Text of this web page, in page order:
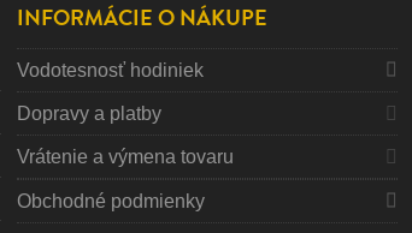
INFORMÁCIE O NÁKUPE
Vodotesnosť hodiniek
Dopravy a platby
Vrátenie a výmena tovaru
Obchodné podmienky